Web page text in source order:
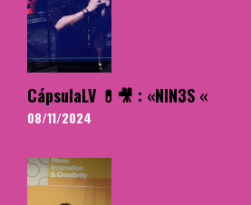
CápsulaLV 💊🎥 : «NIN3S «
08/11/2024